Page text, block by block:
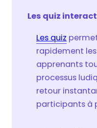
Les quiz
Les quiz
rapidement
apprenants
processus
retour
participants à